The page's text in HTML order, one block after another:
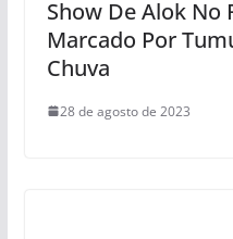
Show De Alok No
Marcado Por
Chuva
28 de agosto de 2023